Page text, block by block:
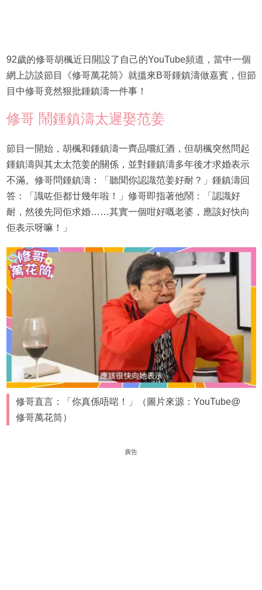
92歲的修哥胡楓近日開設了自己的YouTube頻道，當中一個
網上訪談節目《修哥萬花筒》就搵來B哥鍾鎮濤做嘉賓，但節
目中修哥竟然狠批鍾鎮濤一件事！
修哥 鬧鍾鎮濤太遲娶范姜
節目一開始，胡楓和鍾鎮濤一齊品嚐紅酒，但胡楓突然問起
鍾鎮濤與其太太范姜的關係，並對鍾鎮濤多年後才求婚表示
不滿。修哥問鍾鎮濤：「聽聞你認識范姜好耐？」鍾鎮濤回
答：「識咗佢都廿幾年啦！」修哥即指著他鬧：「認識好
耐，然後先同佢求婚……其實一個咁好嘅老婆，應該好快向
佢表示呀嘛！」
修哥直言：「你真係唔啱！」（圖片來源：YouTube@
修哥萬花筒）
廣告